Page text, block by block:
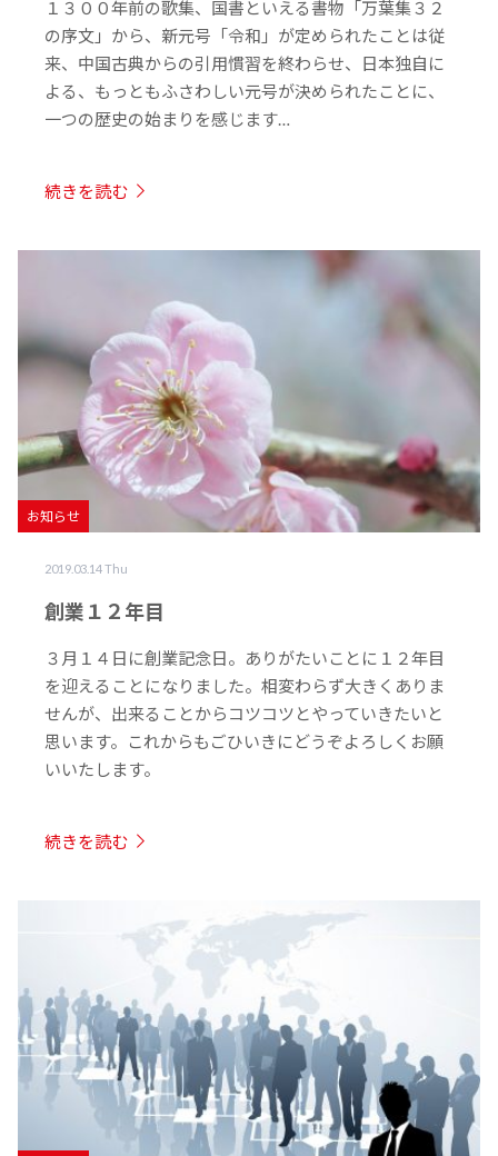
１３００年前の歌集、国書といえる書物「万葉集３２
の序文」から、新元号「令和」が定められたことは従
来、中国古典からの引用慣習を終わらせ、日本独自に
よる、もっともふさわしい元号が決められたことに、
一つの歴史の始まりを感じます…
続きを読む
お知らせ
2019.03.14 Thu
創業１２年目
３月１４日に創業記念日。ありがたいことに１２年目
を迎えることになりました。相変わらず大きくありま
せんが、出来ることからコツコツとやっていきたいと
思います。これからもごひいきにどうぞよろしくお願
いいたします。
続きを読む